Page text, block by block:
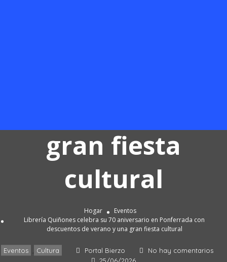
gran fiesta
cultural
Hogar
Eventos
Librería Quiñones celebra su 70 aniversario en Ponferrada con
descuentos de verano y una gran fiesta cultural
Eventos , Cultura Portal Bierzo
No hay comentarios